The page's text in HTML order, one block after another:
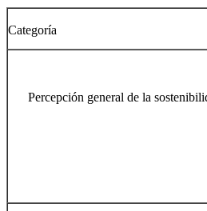
Categoría
Percepción general de la